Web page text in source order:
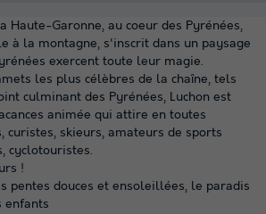
Haute-Garonne, au coeur des Pyrénées,
à la montagne, s'inscrit dans un paysage
exercent toute leur magie.
les plus célèbres de la chaîne, tels
culminant des Pyrénées, Luchon est
animée qui attire en toutes
curistes, skieurs, amateurs de sports
cyclotouristes.
!
pentes douces et ensoleillées, le paradis
enfants